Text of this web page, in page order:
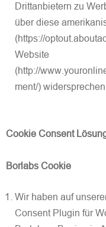
Drittanbietern zu
über diese
(https://
Website
(http://
ment/) widersprechen.
Cookie Consent
Borlabs Cookie
Wir haben auf
Consent Plugin für